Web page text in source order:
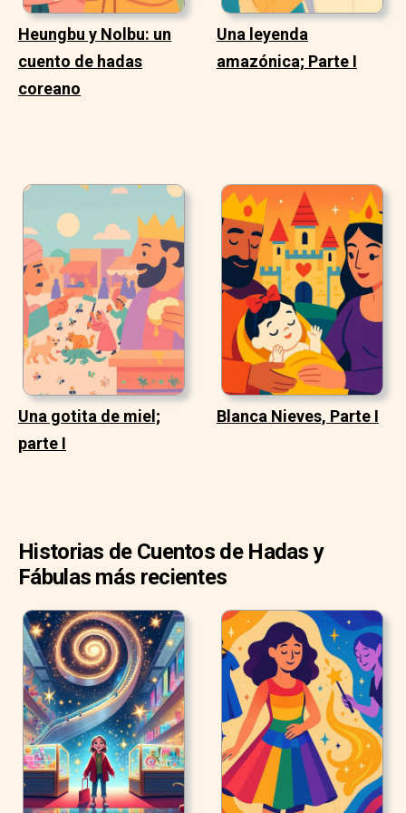
Heungbu y Nolbu: un
cuento de hadas
coreano
Una leyenda
amazónica; Parte I
Una gotita de miel;
parte I
Blanca Nieves, Parte I
Historias de Cuentos de Hadas y
Fábulas más recientes